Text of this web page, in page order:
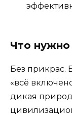
Что нужно
Без прикрас.
«всё
дикая